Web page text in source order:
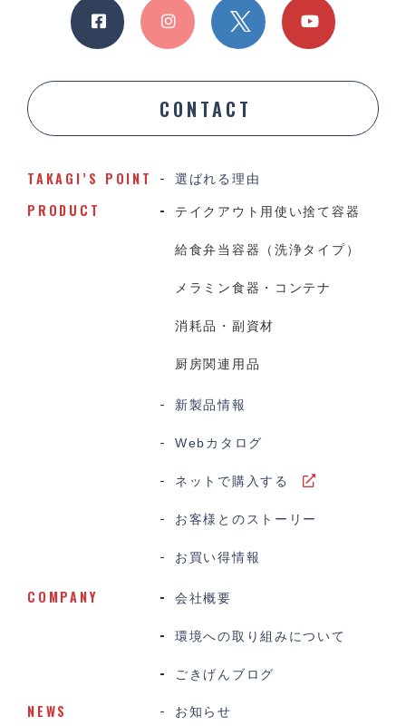
CONTACT
TAKAGI’S POINT 選ばれる理由
PRODUCT テイクアウト用使い捨て容器
給食弁当容器（洗浄タイプ）
メラミン食器・コンテナ
消耗品・副資材
厨房関連用品
新製品情報
Webカタログ
ネットで購入する
お客様とのストーリー
お買い得情報
COMPANY 会社概要
環境への取り組みについて
ごきげんブログ
NEWS お知らせ